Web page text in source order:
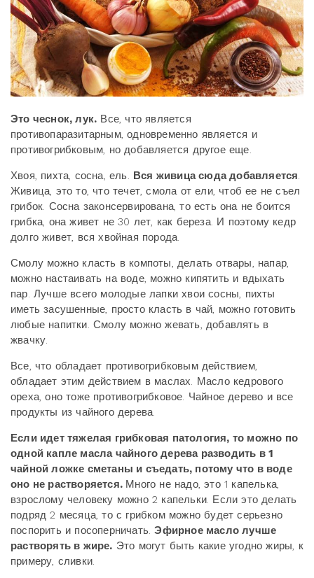
Это чеснок, лук. Все, что является
противопаразитарным, одновременно является и
противогрибковым, но добавляется другое еще.
Хвоя, пихта, сосна, ель. Вся живица сюда добавляется.
Живица, это то, что течет, смола от ели, чтоб ее не съел
грибок. Сосна законсервирована, то есть она не боится
грибка, она живет не 30 лет, как береза. И поэтому кедр
долго живет, вся хвойная порода.
Смолу можно класть в компоты, делать отвары, напар,
можно настаивать на воде, можно кипятить и вдыхать
пар. Лучше всего молодые лапки хвои сосны, пихты
иметь засушенные, просто класть в чай, можно готовить
любые напитки. Смолу можно жевать, добавлять в
жвачку.
Все, что обладает противогрибковым действием,
обладает этим действием в маслах. Масло кедрового
ореха, оно тоже противогрибковое. Чайное дерево и все
продукты из чайного дерева.
Если идет тяжелая грибковая патология, то можно по
одной капле масла чайного дерева разводить в 1
чайной ложке сметаны и съедать, потому что в воде
оно не растворяется. Много не надо, это 1 капелька,
взрослому человеку можно 2 капельки. Если это делать
подряд 2 месяца, то с грибком можно будет серьезно
поспорить и посоперничать.Эфирное масло лучше
растворять в жире. Это могут быть какие угодно жиры, к
примеру, сливки.